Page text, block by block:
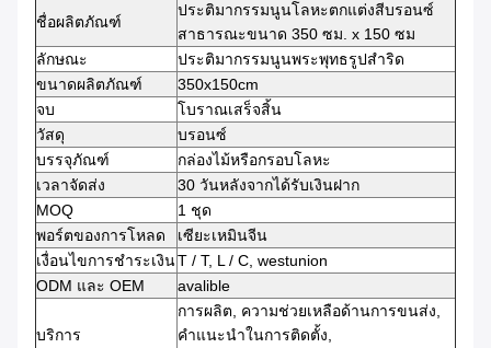
ชื่อผลิตภัณฑ์
ประติมากรรมนูนโลหะตกแต่งสีบรอนซ์
สาธารณะขนาด 350 ซม. x 150 ซม
ลักษณะ
ประติมากรรมนูนพระพุทธรูปสำริด
ขนาดผลิตภัณฑ์
350x150cm
จบ
โบราณเสร็จสิ้น
วัสดุ
บรอนซ์
บรรจุภัณฑ์
กล่องไม้หรือกรอบโลหะ
เวลาจัดส่ง
30 วันหลังจากได้รับเงินฝาก
MOQ
1 ชุด
พอร์ตของการโหลด
เซียะเหมินจีน
เงื่อนไขการชำระเงินT / T, L / C, westunion
ODM และ OEM
avalible
บริการ
การผลิต, ความช่วยเหลือด้านการขนส่ง,
คำแนะนำในการติดตั้ง,